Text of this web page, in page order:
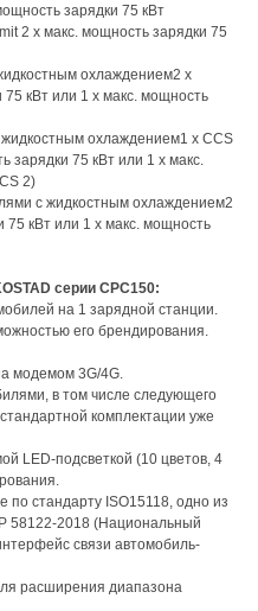
зарядки 75 кВт
2 x макс. мощность зарядки 75
охлаждением2 x
кВт или 1 x макс. мощность
охлаждением1 x CCS
зарядки 75 кВт или 1 x макс.
2)
с жидкостным охлаждением2
75 кВт или 1 x макс. мощность
серии CPC150:
на 1 зарядной станции.
его брендирования.
модемом 3G/4G.
в том числе следующего
комплектации уже
LED-подсветкой (10 цветов, 4
стандарту ISO15118, одно из
58122-2018 (Национальный
связи автомобиль-
расширения диапазона